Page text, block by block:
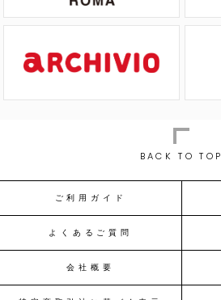
BACK TO TOP
ご利用ガイド
よくあるご質問
会社概要